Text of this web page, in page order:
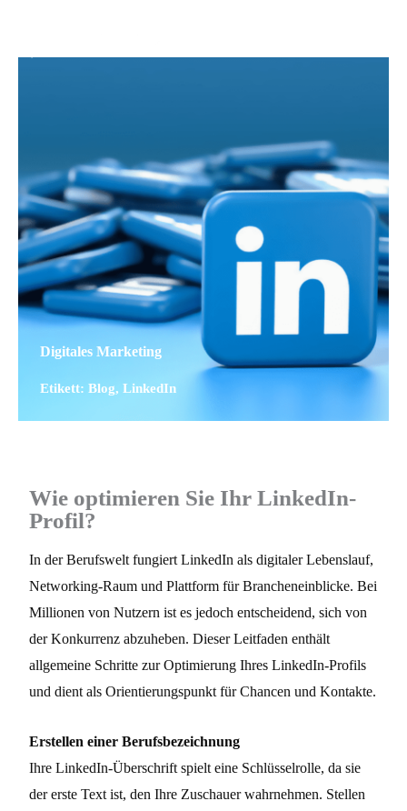
Digitales Marketing
Etikett: Blog, LinkedIn
Wie optimieren Sie Ihr LinkedIn-
Profil?
In der Berufswelt fungiert LinkedIn als digitaler Lebenslauf,
Networking-Raum und Plattform für Brancheneinblicke. Bei
Millionen von Nutzern ist es jedoch entscheidend, sich von
der Konkurrenz abzuheben. Dieser Leitfaden enthält
allgemeine Schritte zur Optimierung Ihres LinkedIn-Profils
und dient als Orientierungspunkt für Chancen und Kontakte.
Erstellen einer Berufsbezeichnung
Ihre LinkedIn-Überschrift spielt eine Schlüsselrolle, da sie
der erste Text ist, den Ihre Zuschauer wahrnehmen. Stellen